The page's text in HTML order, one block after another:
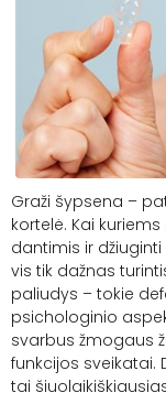
Graži šypsena –
kortelė. Kai
dantimis ir
vis tik dažnas
paliudys – tokie
psichologinio
svarbus žmogaus
funkcijos
tai